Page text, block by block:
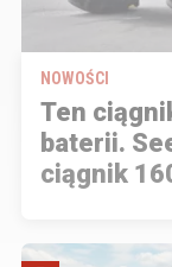
NOWOŚCI
Ten
baterii.
ciągnik